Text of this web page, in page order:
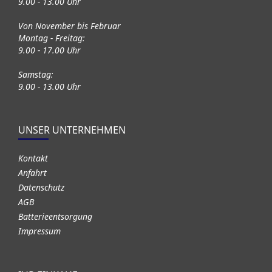
Von November bis Februar
Montag - Freitag:
9.00 - 17.00 Uhr
Samstag:
9.00 - 13.00 Uhr
UNSER UNTERNEHMEN
Kontakt
Anfahrt
Datenschutz
AGB
Batterieentsorgung
Impressum